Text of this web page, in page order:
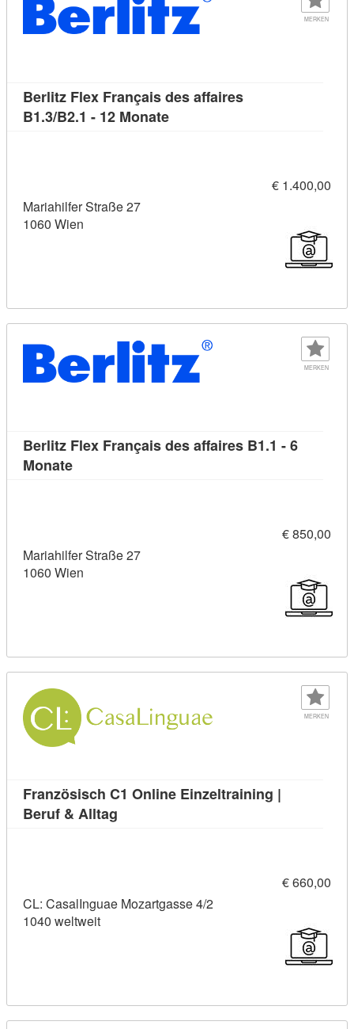
MERKEN
Berlitz Flex Français des affaires
B1.3/B2.1 - 12 MonateKursdetail: Berlitz Flex
€ 1.400,00
Mariahilfer Straße 27
1060 Wien
MERKEN
Berlitz Flex Français des affaires B1.1 - 6
MonateKursdetail: Berlitz Flex Français des affaires
€ 850,00
Mariahilfer Straße 27
1060 Wien
MERKEN
Französisch C1 Online Einzeltraining |
Beruf & Alltag
€ 660,00
CL: CasalInguae Mozartgasse 4/2
1040 weltweit